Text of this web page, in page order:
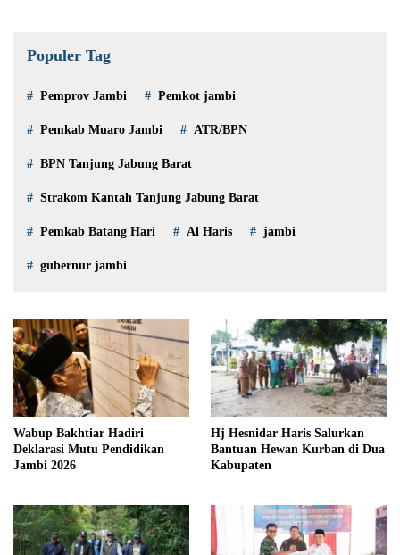
Populer Tag
Pemprov Jambi Pemkot jambi
Pemkab Muaro Jambi ATR/BPN
BPN Tanjung Jabung Barat
Strakom Kantah Tanjung Jabung Barat
Pemkab Batang Hari Al Haris jambi
gubernur jambi
Wabup Bakhtiar Hadiri
Deklarasi Mutu Pendidikan
Jambi 2026
Hj Hesnidar Haris Salurkan
Bantuan Hewan Kurban di Dua
Kabupaten